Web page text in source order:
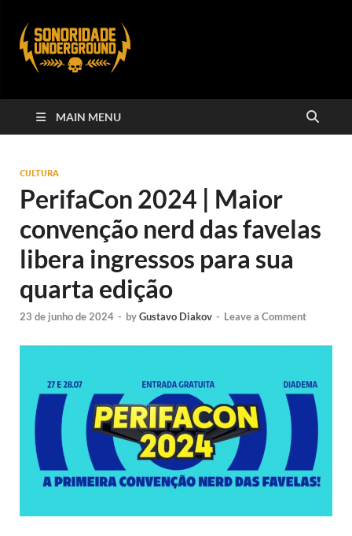
MAIN MENU
CULTURA
PerifaCon 2024 | Maior
convenção nerd das favelas
libera ingressos para sua
quarta edição
23 de junho de 2024 - byGustavo Diakov - Leave a Comment